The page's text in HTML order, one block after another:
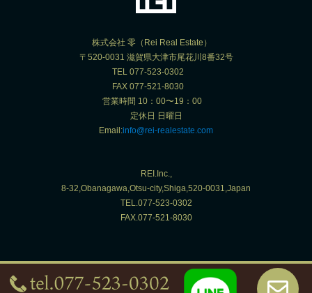
株式会社 零（Rei Real Estate）
〒520-0031 滋賀県大津市尾花川8番32号
TEL 077-523-0302
FAX 077-521-8030
営業時間 10：00〜19：00
定休日 日曜日
Email:info@rei-realestate.com
REI.Inc.,
8-32,Obanagawa,Otsu-city,Shiga,520-0031,Japan
TEL.077-523-0302
FAX.077-521-8030